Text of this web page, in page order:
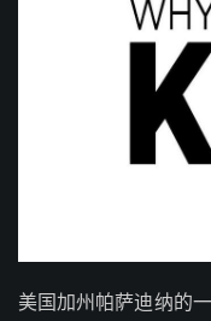
美国加州帕萨迪纳的